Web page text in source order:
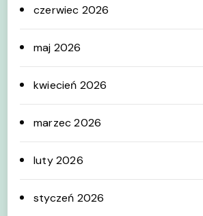
czerwiec 2026
maj 2026
kwiecień 2026
marzec 2026
luty 2026
styczeń 2026